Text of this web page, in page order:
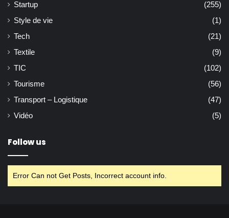
Startup
(255)
Style de vie
(1)
Tech
(21)
Textile
(9)
TIC
(102)
Tourisme
(56)
Transport – Logistique
(47)
Vidéo
(5)
Follow us
Error Can not Get Posts, Incorrect account info.